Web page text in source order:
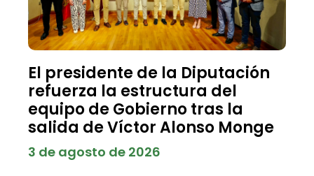
El presidente de la Diputación
refuerza la estructura del
equipo de Gobierno tras la
salida de Víctor Alonso Monge
3 de agosto de 2026